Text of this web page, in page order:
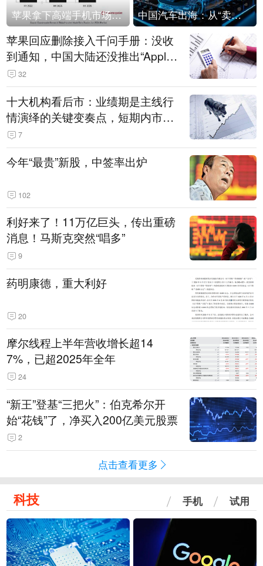
苹果拿下高端手机市场65%的份额：iPhone 17系列功不可没 中国汽车出海：从“卖出去”到“走进去”
苹果回应删除接入千问手册：没收
到通知，中国大陆还没推出“Apple
智能使用千问”功能
32
十大机构看后市：业绩期是主线行
情演绎的关键变奏点，短期内市场
或继续反弹，关注三条业绩主线
7
今年“最贵”新股，中签率出炉
102
利好来了！11万亿巨头，传出重磅
消息！马斯克突然“唱多”
9
药明康德，重大利好
20
摩尔线程上半年营收增长超14
7%，已超2025年全年
24
“新王”登基“三把火”：伯克希尔开
始“花钱”了，净买入200亿美元股票
2
点击查看更多
科技 手机 试用